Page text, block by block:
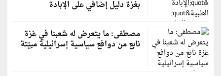
بغزة دليل إضافي على الإبادة
مصطفى: ما يتعرض له شعبنا في غزة
نابع من دوافع سياسية إسرائيلية مبيّتة